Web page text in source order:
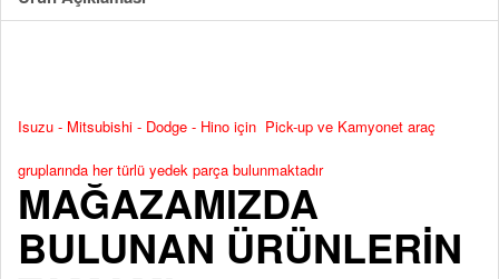
Isuzu - Mitsubishi - Dodge - Hino için Pick-up ve Kamyonet araç
gruplarında her türlü yedek parça bulunmaktadır
MAĞAZAMIZDA
BULUNAN ÜRÜNLERİN